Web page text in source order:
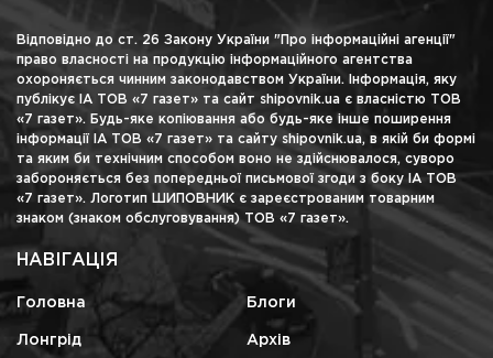
Відповідно до ст. 26 Закону України "Про інформаційні агенції"
право власності на продукцію інформаційного агентства
охороняється чинним законодавством України. Інформація, яку
публікує ІА ТОВ «7 газет» та сайт shipovnik.ua є власністю ТОВ
«7 газет». Будь-яке копіювання або будь-яке інше поширення
інформації ІА ТОВ «7 газет» та сайту shipovnik.ua, в якій би формі
та яким би технічним способом воно не здійснювалося, суворо
забороняється без попередньої письмової згоди з боку ІА ТОВ
«7 газет». Логотип ШИПОВНИК є зареєстрованим товарним
знаком (знаком обслуговування) ТОВ «7 газет».
НАВІГАЦІЯ
Головна Блоги
Лонгрід Архів